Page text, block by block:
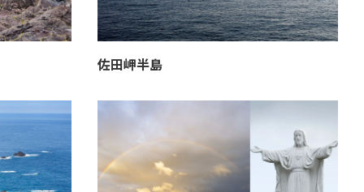
佐田岬半島